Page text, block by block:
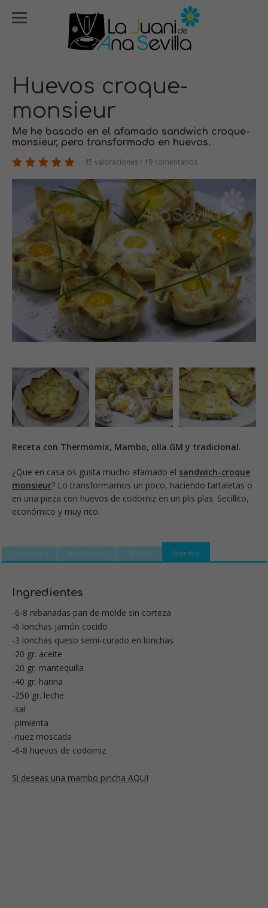
Huevos croque-
monsieur
Me he basado en el afamado sandwich croque-
monsieur, pero transformado en huevos.
45 valoraciones / 19 comentarios
Receta con Thermomix, Mambo, olla GM y tradicional.
¿Que en casa os gusta mucho afamado el sandwich-croque
monsieur? Lo transformamos un poco, haciendo tartaletas o
en una pieza con huevos de codorniz en un plis plas. Secillito,
económico y muy rico.
Thermomix Tradicional Olla GM Mambo
Ingredientes
-6-8 rebanadas pan de molde sin corteza
-6 lonchas jamón cocido
-3 lonchas queso semi-curado en lonchas
-20 gr. aceite
-20 gr. mantequilla
-40 gr. harina
-250 gr. leche
-sal
-pimienta
-nuez moscada
-6-8 huevos de codorniz
Si deseas una mambo pincha AQUI